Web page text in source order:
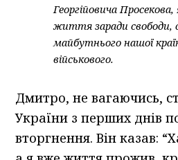
Георгійовича Просекова,
життя заради свободи,
майбутнього нашої
військового.
Дмитро, не вагаючись,
України з перших днів
вторгнення. Він казав: